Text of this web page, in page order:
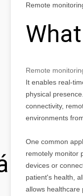
Remote
Remote
It enables real-
physical
connectivity,
environments
One common
remotely monitor
devices or
patient's health,
allows healthcare